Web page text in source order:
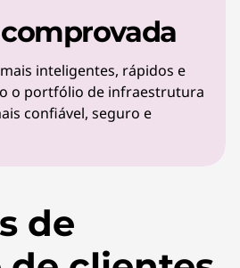
inteligentes, rápidos e
o portfólio de infraestrutura
confiável, seguro e
de